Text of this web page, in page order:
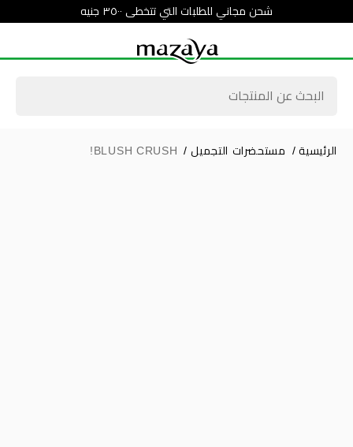
شحن مجاني للطلبات التي تتخطى ٣٥٠٠ جنيه
الرئيسية / مستحضرات التجميل /
BLUSH CRUSH!